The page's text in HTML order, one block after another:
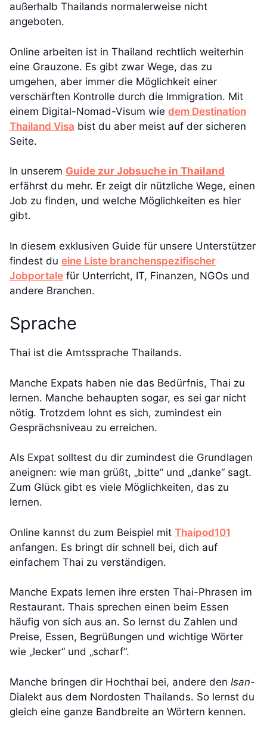
außerhalb Thailands normalerweise nicht
angeboten.
Online arbeiten ist in Thailand rechtlich weiterhin
eine Grauzone. Es gibt zwar Wege, das zu
umgehen, aber immer die Möglichkeit einer
verschärften Kontrolle durch die Immigration. Mit
einem Digital-Nomad-Visum wie dem Destination
Thailand Visa bist du aber meist auf der sicheren
Seite.
In unserem Guide zur Jobsuche in Thailand
erfährst du mehr. Er zeigt dir nützliche Wege, einen
Job zu finden, und welche Möglichkeiten es hier
gibt.
In diesem exklusiven Guide für unsere Unterstützer
findest du eine Liste branchenspezifischer
Jobportale für Unterricht, IT, Finanzen, NGOs und
andere Branchen.
Sprache
Thai ist die Amtssprache Thailands.
Manche Expats haben nie das Bedürfnis, Thai zu
lernen. Manche behaupten sogar, es sei gar nicht
nötig. Trotzdem lohnt es sich, zumindest ein
Gesprächsniveau zu erreichen.
Als Expat solltest du dir zumindest die Grundlagen
aneignen: wie man grüßt, „bitte“ und „danke“ sagt.
Zum Glück gibt es viele Möglichkeiten, das zu
lernen.
Online kannst du zum Beispiel mit Thaipod101
anfangen. Es bringt dir schnell bei, dich auf
einfachem Thai zu verständigen.
Manche Expats lernen ihre ersten Thai-Phrasen im
Restaurant. Thais sprechen einen beim Essen
häufig von sich aus an. So lernst du Zahlen und
Preise, Essen, Begrüßungen und wichtige Wörter
wie „lecker“ und „scharf“.
Manche bringen dir Hochthai bei, andere den Isan-
Dialekt aus dem Nordosten Thailands. So lernst du
gleich eine ganze Bandbreite an Wörtern kennen.